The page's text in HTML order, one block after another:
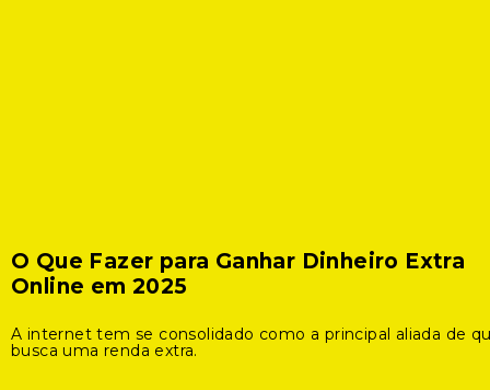
O Que Fazer para Ganhar Dinheiro Extra
Online em 2025
A internet tem se consolidado como a principal aliada de
busca uma renda extra.